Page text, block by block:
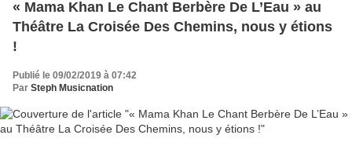
« Mama Khan Le Chant Berbère De L’Eau » au
Théâtre La Croisée Des Chemins, nous y étions
!
Publié le 09/02/2019 à 07:42
Par Steph Musicnation